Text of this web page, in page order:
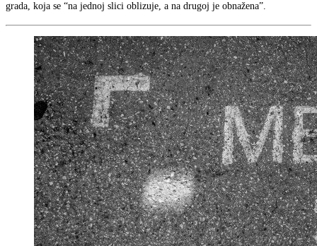
grada, koja se “na jednoj slici oblizuje, a na drugoj je obnažena”.